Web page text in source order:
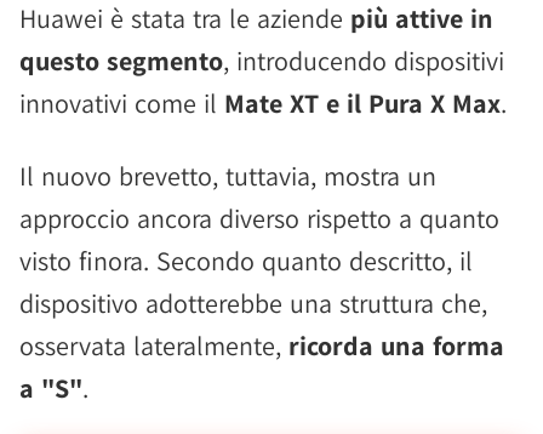
Huawei è stata tra le aziende più attive in
questo segmento, introducendo dispositivi
innovativi come il Mate XT e il Pura X Max.
Il nuovo brevetto, tuttavia, mostra un
approccio ancora diverso rispetto a quanto
visto finora. Secondo quanto descritto, il
dispositivo adotterebbe una struttura che,
osservata lateralmente, ricorda una forma
a "S".